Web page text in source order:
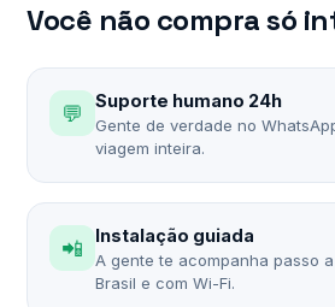
Você não compra só
💬 Suporte humano 24h
Gente de verdade no
viagem inteira.
📲 Instalação guiada
A gente te acompanha passo
Brasil e com Wi-Fi.